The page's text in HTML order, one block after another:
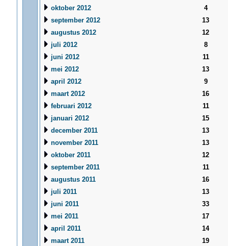
oktober 2012
4
september 2012
13
augustus 2012
12
juli 2012
8
juni 2012
11
mei 2012
13
april 2012
9
maart 2012
16
februari 2012
11
januari 2012
15
december 2011
13
november 2011
13
oktober 2011
12
september 2011
11
augustus 2011
16
juli 2011
13
juni 2011
33
mei 2011
17
april 2011
14
maart 2011
19